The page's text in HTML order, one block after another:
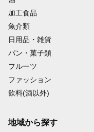
加工食品
魚介類
日用品・雑貨
パン・菓子類
フルーツ
ファッション
飲料(酒以外)
地域から探す